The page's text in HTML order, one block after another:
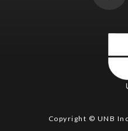
Copyright © UNB